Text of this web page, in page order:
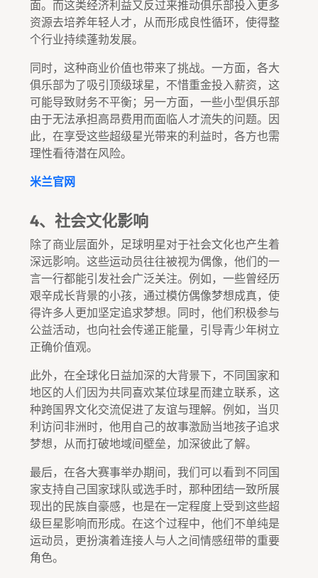
面。而这类经济利益又反过来推动俱乐部投入更多
资源去培养年轻人才，从而形成良性循环，使得整
个行业持续蓬勃发展。
同时，这种商业价值也带来了挑战。一方面，各大
俱乐部为了吸引顶级球星，不惜重金投入薪资，这
可能导致财务不平衡；另一方面，一些小型俱乐部
由于无法承担高昂费用而面临人才流失的问题。因
此，在享受这些超级星光带来的利益时，各方也需
理性看待潜在风险。
米兰官网
4、社会文化影响
除了商业层面外，足球明星对于社会文化也产生着
深远影响。这些运动员往往被视为偶像，他们的一
言一行都能引发社会广泛关注。例如，一些曾经历
艰辛成长背景的小孩，通过模仿偶像梦想成真，使
得许多人更加坚定追求梦想。同时，他们积极参与
公益活动，也向社会传递正能量，引导青少年树立
正确价值观。
此外，在全球化日益加深的大背景下，不同国家和
地区的人们因为共同喜欢某位球星而建立联系，这
种跨国界文化交流促进了友谊与理解。例如，当贝
利访问非洲时，他用自己的故事激励当地孩子追求
梦想，从而打破地域间壁垒，加深彼此了解。
最后，在各大赛事举办期间，我们可以看到不同国
家支持自己国家球队或选手时，那种团结一致所展
现出的民族自豪感，也是在一定程度上受到这些超
级巨星影响而形成。在这个过程中，他们不单纯是
运动员，更扮演着连接人与人之间情感纽带的重要
角色。